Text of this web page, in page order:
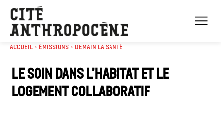
Accueil Émissions Demain la santé
Le soin dans l’habitat et le
logement collaboratif